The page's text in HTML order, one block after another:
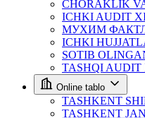
CHORAKLIK
ICHKI AUDIT
МУХИМ
ICHKI
SOTIB
TASHQI AUDIT
Online tablo
TASHKENT
TASHKENT